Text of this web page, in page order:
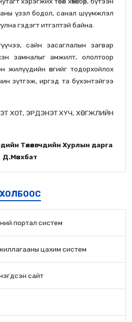
үзэл бодол, санал шүүмжлэл
гэдэгт итгэлтэй байна.
сайн засаглалын загвар
замналыг амжилт, ололтоор
жилүүдийн өнгийг тодорхойлох
зүтгэж, иргэд та бүхэнтэйгээ
ХОТ, ЭРДЭНЭТ ХҮЧ, ХӨГЖЛИЙН
Төлөөлөгчдийн Хурлын дарга
Д.Мөнхбат
ХОЛБООС
портал систем
цахим систем
сайт